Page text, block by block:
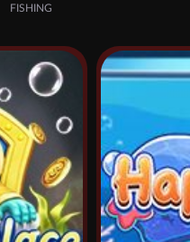
FISHING